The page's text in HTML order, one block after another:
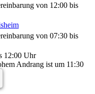
von 12:00 bis
von 07:30 bis
12:00 Uhr
Andrang ist um 11:30